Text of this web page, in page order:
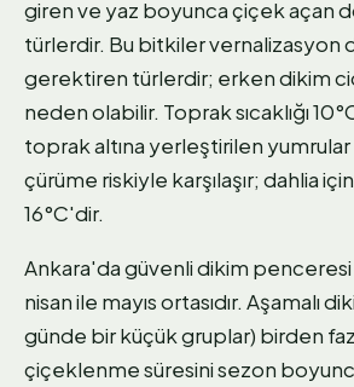
giren ve yaz boyunca çiçek açan
türlerdir. Bu bitkiler vernalizasyon
gerektiren türlerdir; erken dikim
neden olabilir. Toprak sıcaklığı
toprak altına yerleştirilen
çürüme riskiyle karşılaşır; dahlia
16°C'dir.
Ankara'da güvenli dikim
nisan ile mayıs ortasıdır. Aşamalı
günde bir küçük gruplar) birden
çiçeklenme süresini sezon